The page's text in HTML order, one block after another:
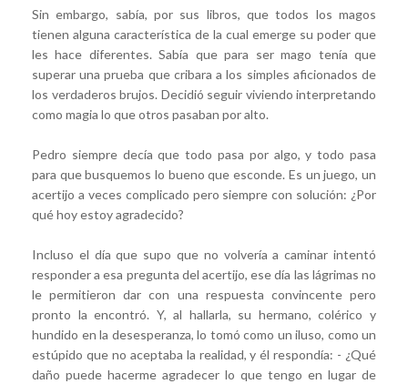
Sin embargo, sabía, por sus libros, que todos los magos
tienen alguna característica de la cual emerge su poder que
les hace diferentes. Sabía que para ser mago tenía que
superar una prueba que cribara a los simples aficionados de
los verdaderos brujos. Decidió seguir viviendo interpretando
como magia lo que otros pasaban por alto.
Pedro siempre decía que todo pasa por algo, y todo pasa
para que busquemos lo bueno que esconde. Es un juego, un
acertijo a veces complicado pero siempre con solución: ¿Por
qué hoy estoy agradecido?
Incluso el día que supo que no volvería a caminar intentó
responder a esa pregunta del acertijo, ese día las lágrimas no
le permitieron dar con una respuesta convincente pero
pronto la encontró. Y, al hallarla, su hermano, colérico y
hundido en la desesperanza, lo tomó como un iluso, como un
estúpido que no aceptaba la realidad, y él respondía: - ¿Qué
daño puede hacerme agradecer lo que tengo en lugar de